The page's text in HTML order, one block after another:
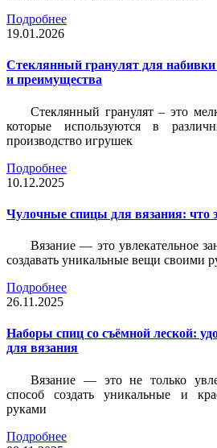
Подробнее
19.01.2026
Стеклянный гранулят для набивки
и преимущества
Стеклянный гранулят – это
которые используются в
производство игрушек
Подробнее
10.12.2025
Чулочные спицы для вязания: что
Вязание — это увлекательное
создавать уникальные вещи своими
Подробнее
26.11.2025
Наборы спиц со съёмной леской:
для вязания
Вязание — это не только
способ создать уникальные и
руками
Подробнее